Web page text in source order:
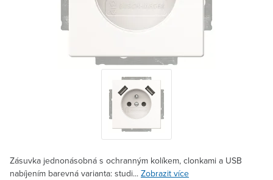
Zásuvka jednonásobná s ochranným kolíkem, clonkami a USB
nabíjením barevná varianta: studi... Zobrazit více